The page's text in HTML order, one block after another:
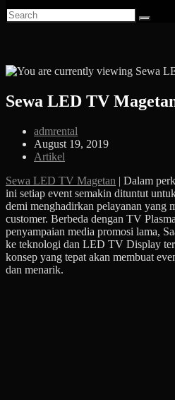
Sewa LED TV
Post
author:
admrental
Post
published:
August 19, 2019
Post
Artikel
Sewa LED TV Magetan | Dalam
ini setiap event semakin dituntut
demi menghadirkan pelayanan yang
customer. Berbeda dengan TV
penyampaian media promosi lama,
ke teknologi dan LED TV Display
konsep yang tepat akan membuat
dan menarik.